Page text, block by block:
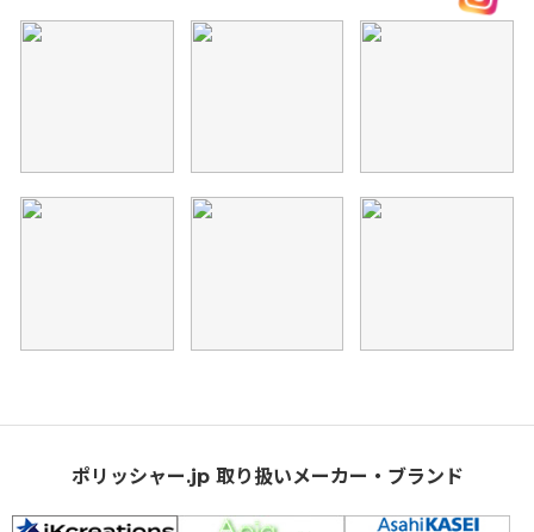
ポリッシャー.jp 取り扱いメーカー・ブランド